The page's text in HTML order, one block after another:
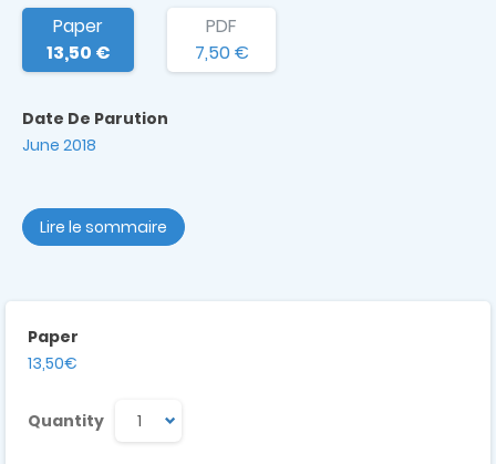
Paper
13,50 €
PDF
7,50 €
Date De Parution
June 2018
Lire le sommaire
Paper
13,50€
Quantity